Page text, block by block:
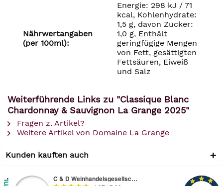
Nährwertangaben
(per 100ml):
Energie: 298 kJ / 71
kcal, Kohlenhydrate:
1,5 g, davon Zucker:
1,0 g, Enthält
geringfügige Mengen
von Fett, gesättigten
Fettsäuren, Eiweiß
und Salz
Weiterführende Links zu "Classique Blanc
Chardonnay & Sauvignon La Grange 2025"
Fragen z. Artikel?
Weitere Artikel von Domaine La Grange
Kunden kauften auch